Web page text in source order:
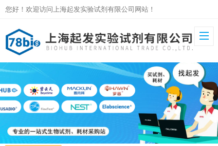
您好！欢迎访问上海起发实验试剂有限公司网站！